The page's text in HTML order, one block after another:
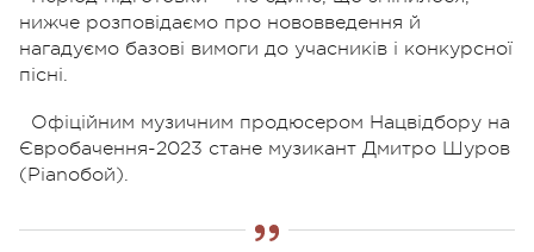
нижче розповідаємо про нововведення й
нагадуємо базові вимоги до учасників і конкурсної
пісні.
Офіційним музичним продюсером Нацвідбору на
Євробачення-2023 стане музикант Дмитро Шуров
(Pianoбой).